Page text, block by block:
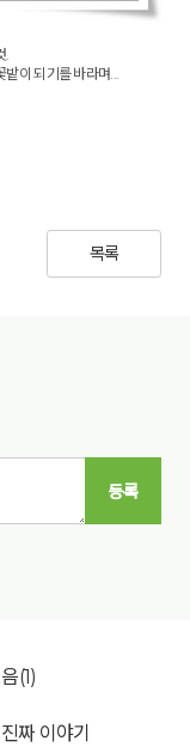
.
이 되기를 바라며...
목록
등록
(1)
짜 이야기